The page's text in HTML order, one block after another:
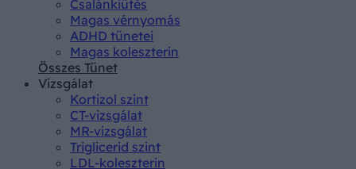
Csalánkiütés
Magas vérnyomás
ADHD tünetei
Magas koleszterin
Összes Tünet
Vizsgálat
Kortizol szint
CT-vizsgálat
MR-vizsgálat
Triglicerid szint
LDL-koleszterin